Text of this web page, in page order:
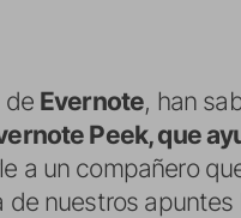
de Evernote, han
Peek, que
a un compañero
de nuestros